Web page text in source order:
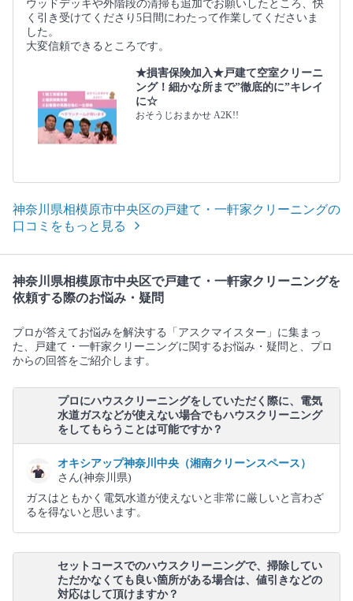
ウッドデッキや外階段の清掃も追加でお願いしたところ、快
く引き受けてくださり5日間にわたって作業してくださいま
した。
大変信頼できるところです。
★損害保険加入★戸建て空室クリーニ
ング！細かな所まで”徹底的に”キレイ
に☆
おそうじおまかせ A2K!!
神奈川県相模原市中央区の戸建て・一軒家クリーニングの
口コミをもっと見る
神奈川県相模原市中央区で戸建て・一軒家クリーニングを
依頼する際のお悩み・疑問
プロが答えてお悩みを解決する「アスクマイスター」に集まっ
た、戸建て・一軒家クリーニングに関するお悩み・疑問と、プロ
からの回答をご紹介します。
プロにハウスクリーニングをしていただく際に、電気
水道ガスなどが使えない場合でもハウスクリーニング
をしてもらうことは可能ですか？
オキシアップ神奈川中央（湘南クリーンスペース）
さん(神奈川県)
ガスはともかく電気水道が使えないと非常に厳しいと言わざ
るを得ないと思います。
セットコースでのハウスクリーニングで、掃除してい
ただかなくても良い箇所がある場合は、値引きなどの
対応はして頂けますか？